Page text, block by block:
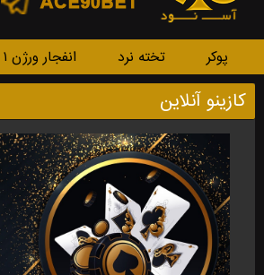
پوکر تخته نرد انفجار ورژن ۱
کازینو آنلاین